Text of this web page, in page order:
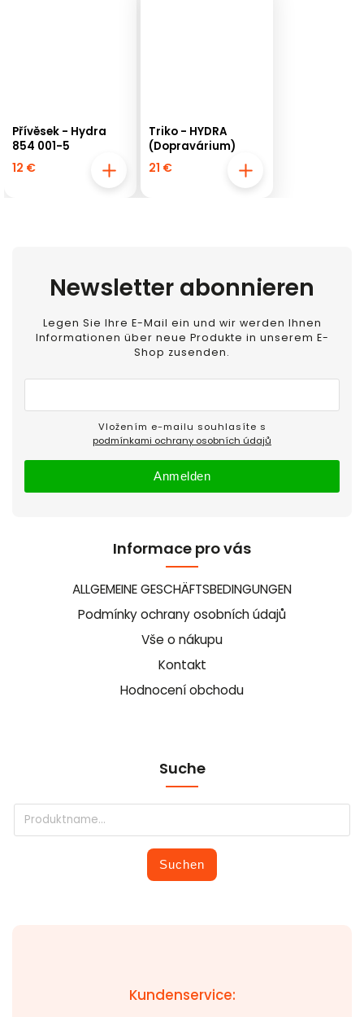
Přívěsek - Hydra
854 001-5
12 €
Triko - HYDRA
(Dopravárium)
21 €
Kundenservice:
Informace pro vás
ALLGEMEINE GESCHÄFTSBEDINGUNGEN
Podmínky ochrany osobních údajů
Vše o nákupu
Kontakt
Hodnocení obchodu
Newsletter abonnieren
Legen Sie Ihre E-Mail ein und wir werden Ihnen
Informationen über neue Produkte in unserem E-
Shop zusenden.
podmínkami ochrany osobních údajů
Anmelden
Suche
Suchen